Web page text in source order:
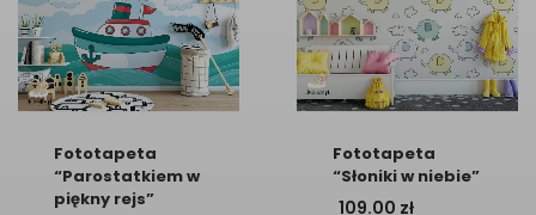
Fototapeta
“Parostatkiem w
piękny rejs”
Fototapeta
“Słoniki w niebie”
109.00 zł